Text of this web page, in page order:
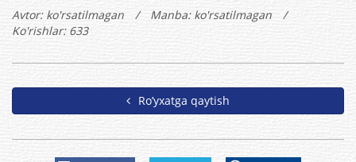
Avtor: ko'rsatilmagan / Manba: ko'rsatilmagan
/
Ko'rishlar: 633
Ro’yxatga qaytish